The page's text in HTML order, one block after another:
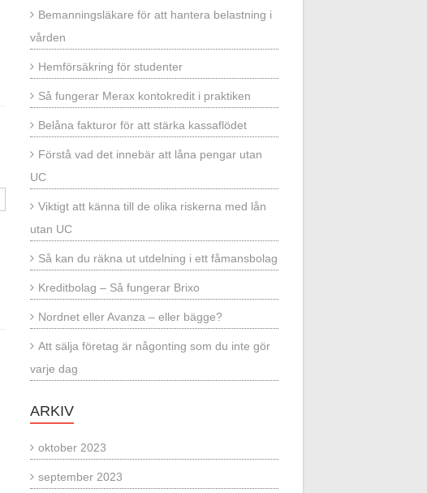
Bemanningsläkare för att hantera belastning i
vården
Hemförsäkring för studenter
Så fungerar Merax kontokredit i praktiken
Belåna fakturor för att stärka kassaflödet
Förstå vad det innebär att låna pengar utan
UC
Viktigt att känna till de olika riskerna med lån
utan UC
Så kan du räkna ut utdelning i ett fåmansbolag
Kreditbolag – Så fungerar Brixo
Nordnet eller Avanza – eller bägge?
Att sälja företag är någonting som du inte gör
varje dag
ARKIV
oktober 2023
september 2023